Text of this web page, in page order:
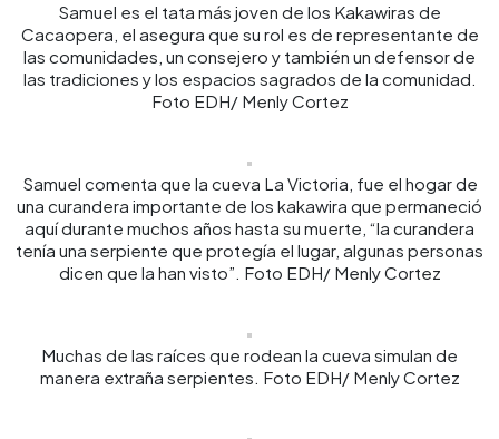
Samuel es el tata más joven de los Kakawiras de
Cacaopera, el asegura que su rol es de representante de
las comunidades, un consejero y también un defensor de
las tradiciones y los espacios sagrados de la comunidad.
Foto EDH/ Menly Cortez
Samuel comenta que la cueva La Victoria, fue el hogar de
una curandera importante de los kakawira que permaneció
aquí durante muchos años hasta su muerte, “la curandera
tenía una serpiente que protegía el lugar, algunas personas
dicen que la han visto”. Foto EDH/ Menly Cortez
Muchas de las raíces que rodean la cueva simulan de
manera extraña serpientes. Foto EDH/ Menly Cortez